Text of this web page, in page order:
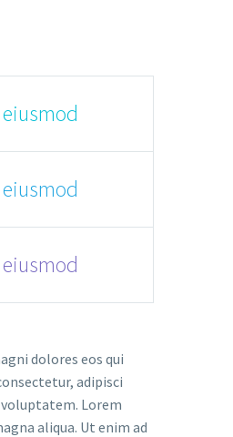
dolores eos qui
adipisci
Lorem
aliqua. Ut enim ad